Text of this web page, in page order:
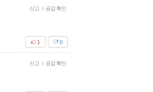
신고 | 공감 확인
0
1
신고 | 공감 확인